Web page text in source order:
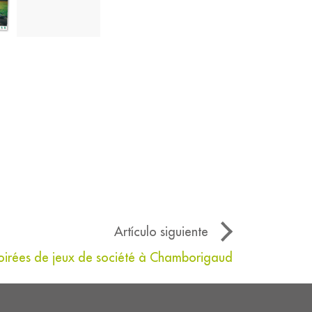
Artículo siguiente
de jeux de société à Chamborigaud